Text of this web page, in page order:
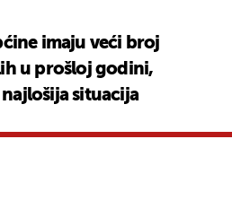
imaju veći broj
u prošloj godini,
situacija